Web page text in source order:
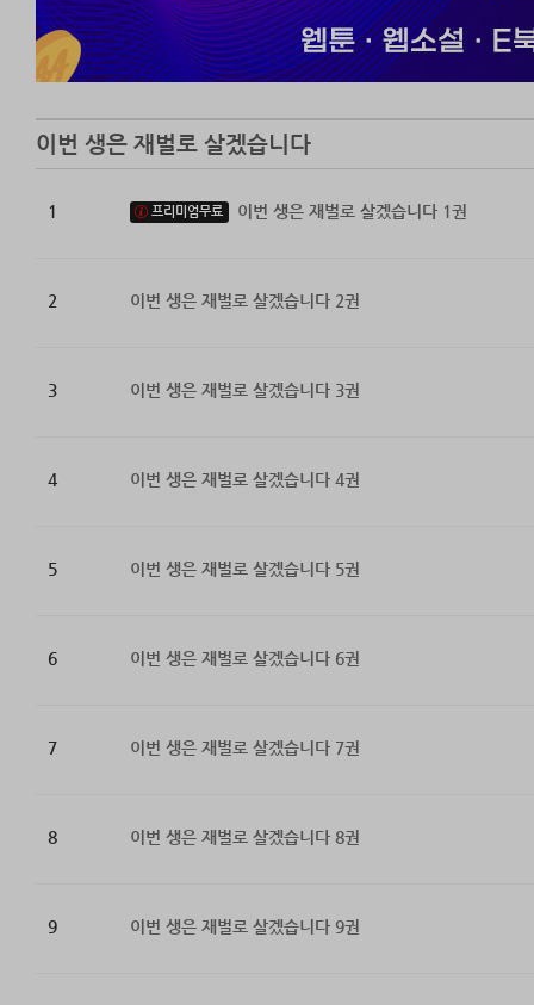
이번 생은 재벌로 살겠습니다
1 프리미엄무료 이번 생은 재벌로 살겠습니다 1권
2 이번 생은 재벌로 살겠습니다 2권
3 이번 생은 재벌로 살겠습니다 3권
4 이번 생은 재벌로 살겠습니다 4권
5 이번 생은 재벌로 살겠습니다 5권
6 이번 생은 재벌로 살겠습니다 6권
7 이번 생은 재벌로 살겠습니다 7권
8 이번 생은 재벌로 살겠습니다 8권
9 이번 생은 재벌로 살겠습니다 9권